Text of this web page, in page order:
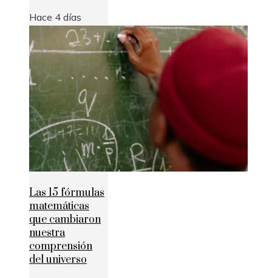
Hace 4 días
Las 15 fórmulas
matemáticas
que cambiaron
nuestra
comprensión
del universo